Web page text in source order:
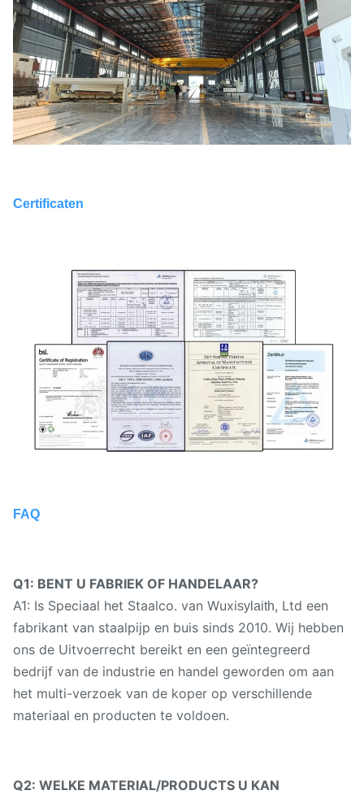
Certificaten
FAQ
Q1: BENT U FABRIEK OF HANDELAAR?
A1: Is Speciaal het Staalco. van Wuxisylaith, Ltd een
fabrikant van staalpijp en buis sinds 2010. Wij hebben
ons de Uitvoerrecht bereikt en een geïntegreerd
bedrijf van de industrie en handel geworden om aan
het multi-verzoek van de koper op verschillende
materiaal en producten te voldoen.
Q2: WELKE MATERIAL/PRODUCTS U KAN